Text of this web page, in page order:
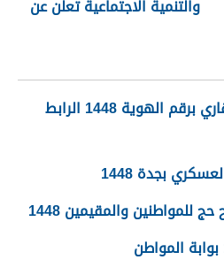
والتنمية الاجتماعية تعلن عن
1448
تحديث بيانات الصندوق العقاري برقم الهوية 1448 الرابط
بجدة 1448
والمقيمين 1448